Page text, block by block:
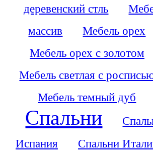
деревенский стль
массив
Мебель орех
Мебель орех с золотом
Мебель светлая с
Мебель темный дуб
Спальни
Испания
Спальни